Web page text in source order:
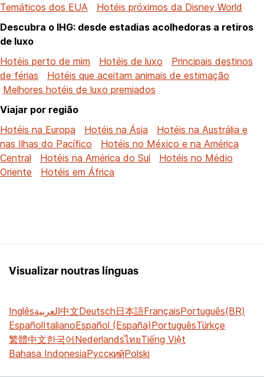
Temáticos dos EUA
Hotéis próximos da Disney World
Descubra o IHG: desde estadias acolhedoras a retiros
de luxo
Hotéis perto de mim
Hotéis de luxo
Principais destinos
de férias
Hotéis que aceitam animais de estimação
Melhores hotéis de luxo premiados
Viajar por região
Hotéis na Europa
Hotéis na Ásia
Hotéis na Austrália e
nas Ilhas do Pacífico
Hotéis no México e na América
Central
Hotéis na América do Sul
Hotéis no Médio
Oriente
Hotéis em África
Visualizar noutras línguas
Inglêsالعربية中文Deutsch日本語FrançaisPortuguês(BR)
EspañolItalianoEspañol (España)PortuguêsTürkçe
繁體中文한국어NederlandsไทยTiếng Việt
Bahasa IndonesiaРусскийPolski